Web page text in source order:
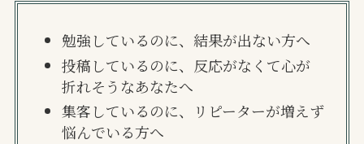
勉強しているのに、結果が出ない方へ
投稿しているのに、反応がなくて心が
折れそうなあなたへ
集客しているのに、リピーターが増えず
悩んでいる方へ